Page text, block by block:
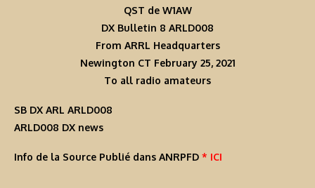
QST de W1AW
DX Bulletin 8 ARLD008
From ARRL Headquarters
Newington CT February 25, 2021
To all radio amateurs
SB DX ARL ARLD008
ARLD008 DX news
Info de la Source Publié dans ANRPFD * ICI